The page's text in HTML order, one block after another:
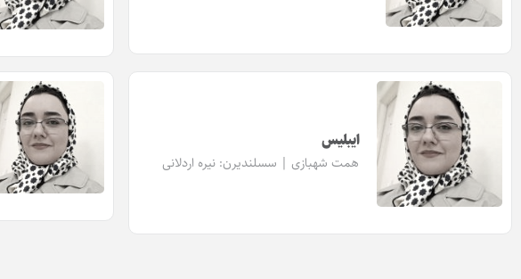
ایبلیس
همت شهبازی | سسلندیرن: نیره اردلانی